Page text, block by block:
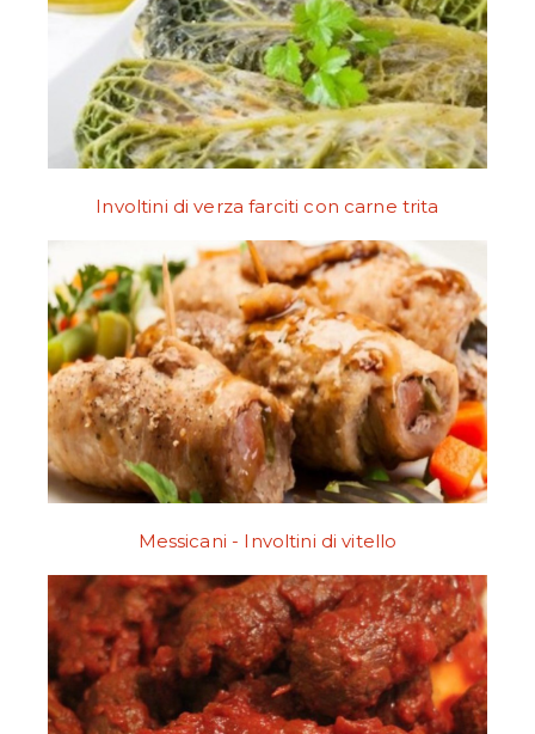
Involtini di verza farciti con carne trita
Messicani - Involtini di vitello